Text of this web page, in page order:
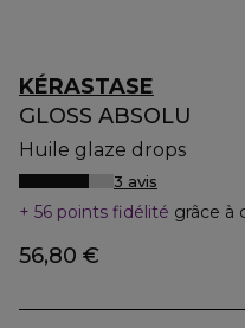
KÉRASTASE
GLOSS ABSOLU
Huile glaze drops
3 avis
56 points fidélité grâce à
56,80 €